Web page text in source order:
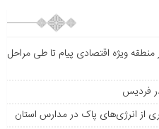
ویژه اقتصادی پیام تا طی مراحل
فردیس
از انرژی‌های پاک در مدارس استان